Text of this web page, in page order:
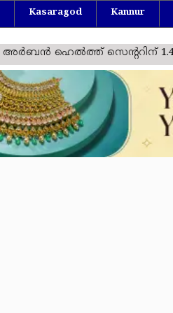
Kasaragod Kannur